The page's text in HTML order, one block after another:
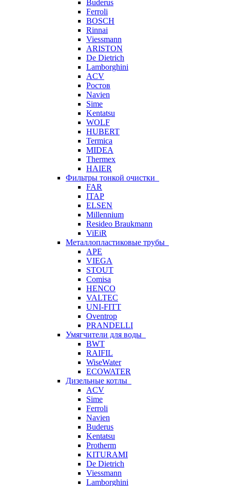
Buderus
Ferroli
BOSCH
Rinnai
Viessmann
ARISTON
De Dietrich
Lamborghini
ACV
Ростов
Navien
Sime
Kentatsu
WOLF
HUBERT
Termica
MIDEA
Thermex
HAIER
Фильтры тонкой очистки
FAR
ITAP
ELSEN
Millennium
Resideo Braukmann
ViEiR
Металлопластиковые трубы
APE
VIEGA
STOUT
Comisa
HENCO
VALTEC
UNI-FITT
Oventrop
PRANDELLI
Умягчители для воды
BWT
RAIFIL
WiseWater
ECOWATER
Дизельные котлы
ACV
Sime
Ferroli
Navien
Buderus
Kentatsu
Protherm
KITURAMI
De Dietrich
Viessmann
Lamborghini